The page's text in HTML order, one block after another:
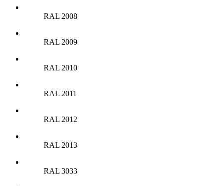
RAL 2008
RAL 2009
RAL 2010
RAL 2011
RAL 2012
RAL 2013
RAL 3033